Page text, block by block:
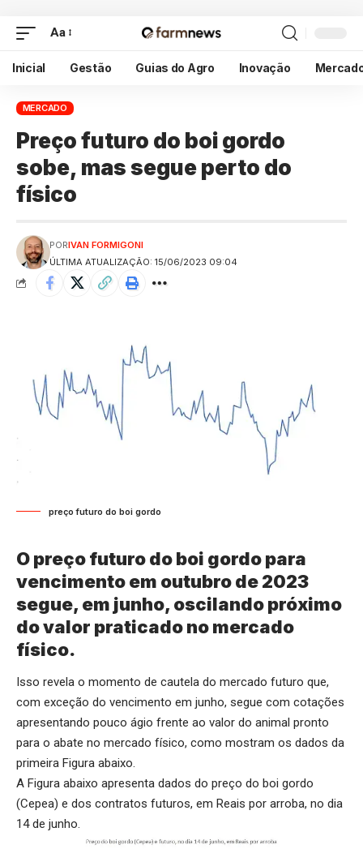
Aa
Inicial Gestão Guias do Agro Inovação
MERCADO
Preço futuro do boi gordo
sobe, mas segue perto do
físico
ÚLTIMA ATUALIZAÇÃO: 15/06/2023 09:04
PORIVAN FORMIGONI
preço futuro do boi gordo
O preço futuro do boi gordo para
vencimento em outubro de 2023
segue, em junho, oscilando próximo
do valor praticado no mercado
físico.
Isso revela o momento de cautela do mercado futuro que,
com exceção do vencimento em junho, segue com cotações
apresentando pouco ágio frente ao valor do animal pronto
para o abate no mercado físico, como mostram os dados da
primeira Figura abaixo.
A Figura abaixo apresenta dados do preço do boi gordo
(Cepea) e dos contratos futuros, em Reais por arroba, no dia
14 de junho.